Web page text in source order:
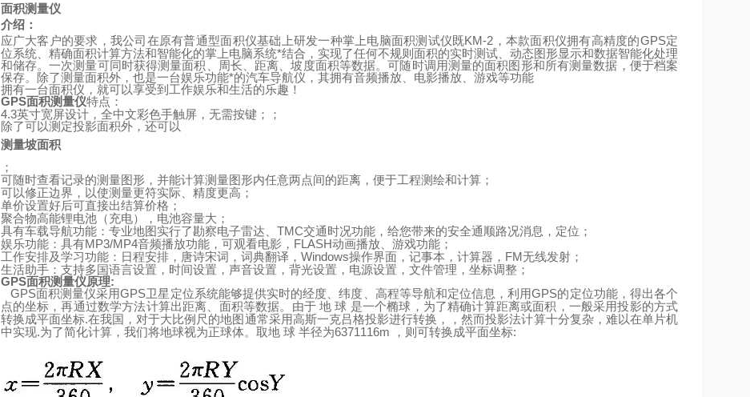
面积测量仪
介绍：
应广大客户的要求，我公司在原有普通型面积仪基础上研发一种掌上电脑面积测试仪既KM-2 ，本款面积仪拥有高精度的GPS定
位系统、精确面积计算方法和智能化的掌上电脑系统*结合，实现了任何不规则面积的实时测试、动态图形显示和数据智能化处理
和储存。一次测量可同时获得测量面积、周长、距离、坡度面积等数据。可随时调用测量的面积图形和所有测量数据，便于档案
保存。除了测量面积外，也是一台娱乐功能*的汽车导航仪，其拥有音频播放、电影播放、游戏等功能
拥有一台面积仪，就可以享受到工作娱乐和生活的乐趣！
GPS面积测量仪特点：
4.3英寸宽屏设计，全中文彩色手触屏，无需按键；；
除了可以测定投影面积外，还可以
测量坡面积
；
可随时查看记录的测量图形，并能计算测量图形内任意两点间的距离，便于工程测绘和计算；
可以修正边界，以使测量更符实际、精度更高；
单价设置好后可直接出结算价格；
聚合物高能锂电池（充电），电池容量大；
具有车载导航功能：专业地图实行了勘察电子雷达、 TMC交通时况功能，给您带来的安全通顺路况消息，定位；
娱乐功能：具有MP3/MP4音频播放功能，可观看电影， FLASH动画播放、游戏功能；
工作安排及学习功能：日程安排，唐诗宋词，词典翻译， Windows操作界面，记事本，计算器， FM无线发射；
生活助手：支持多国语言设置，时间设置，声音设置，背光设置，电源设置，文件管理，坐标调整；
GPS面积测量仪原理:
GPS面积测量仪采用GPS卫星定位系统能够提供实时的经度、纬度、高程等导航和定位信息，利用GPS的定位功能，得出各个
点的坐标，再通过数学方法计算出距离、面积等数据。由于 地 球 是一个椭球，为了精确计算距离或面积，一般采用投影的方式
转换成平面坐标.在我国，对于大比例尺的地图通常采用高斯一克吕格投影进行转换，，然而投影法计算十分复杂，难以在单片机
中实现.为了简化计算，我们将地球视为正球体。取地 球 半径为6371116m ，则可转换成平面坐标: